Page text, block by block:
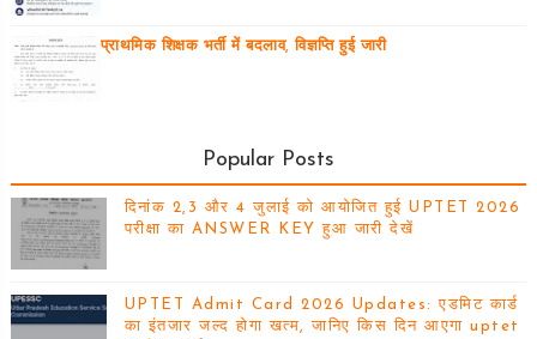
प्राथमिक शिक्षक भर्ती में बदलाव, विज्ञप्ति हुई जारी
Popular Posts
दिनांक 2,3 और 4 जुलाई को आयोजित हुई UPTET 2026
परीक्षा का ANSWER KEY हुआ जारी देखें
UPTET Admit Card 2026 Updates: एडमिट कार्ड
का इंतजार जल्द होगा खत्म, जानिए किस दिन आएगा uptet